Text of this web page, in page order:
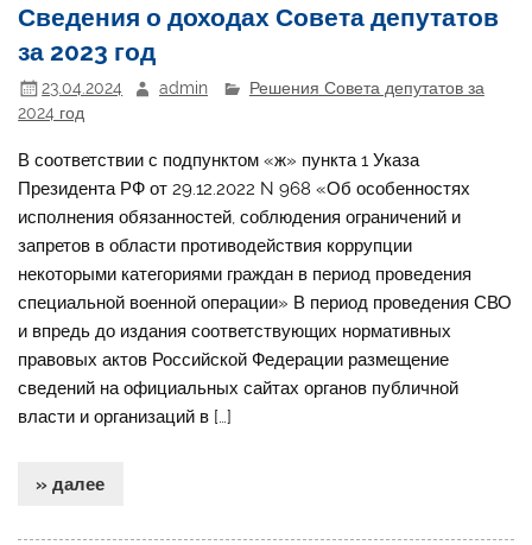
Сведения о доходах Совета депутатов
за 2023 год
23.04.2024 admin
Решения Совета депутатов за
2024 год
В соответствии с подпунктом «ж» пункта 1 Указа
Президента РФ от 29.12.2022 N 968 «Об особенностях
исполнения обязанностей, соблюдения ограничений и
запретов в области противодействия коррупции
некоторыми категориями граждан в период проведения
специальной военной операции» В период проведения СВО
и впредь до издания соответствующих нормативных
правовых актов Российской Федерации размещение
сведений на официальных сайтах органов публичной
власти и организаций в […]
» далее